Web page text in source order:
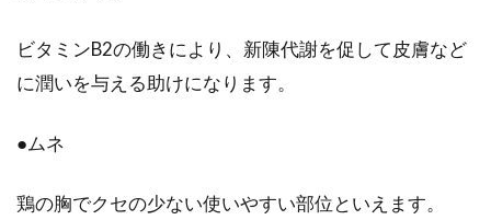
レシピ。料理の下ごしらえや野菜を蒸すのが定
番ですが、...
っち？
ビタミンB2の働きにより、新陳代謝を促して皮膚など
に潤いを与える助けになります。
●ムネ
鶏の胸でクセの少ない使いやすい部位といえます。